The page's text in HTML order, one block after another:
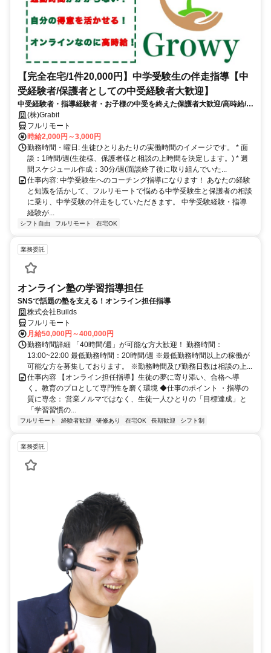
【完全在宅/1件20,000円】中学受験生の伴走指導【中
受経験者/保護者としての中受経験者大歓迎】
中受経験者・指導経験者・お子様の中受を終えた保護者大歓迎/高時給/週
1〜OK！/面接〜研修までオンライン完結
(株)Grabit
フルリモート
時給2,000円～3,000円
勤務時間・曜日: 生徒ひとりあたりの実働時間のイメージです。 * 面
談：1時間/週(生徒様、保護者様と相談の上時間を決定します。) * 週
間スケジュール作成：30分/週(面談終了後に取り組んでいた...
仕事内容: 中学受験生へのコーチング指導になります！ あなたの経験
と知識を活かして、フルリモートで悩める中学受験生と保護者の相談
に乗り、中学受験の伴走をしていただきます。 中学受験経験・指導
経験が...
シフト自由 フルリモート 在宅OK
業務委託
オンライン塾の学習指導担任
SNSで話題の塾を支える！オンライン担任指導
株式会社Builds
フルリモート
月給50,000円～400,000円
勤務時間詳細 「40時間/週」が可能な方大歓迎！ 勤務時間：
13:00~22:00 最低勤務時間：20時間/週 ※最低勤務時間以上の稼働が
可能な方を募集しております。 ※勤務時間及び勤務日数は相談の上...
仕事内容 【オンライン担任指導】生徒の夢に寄り添い、合格へ導
く。教育のプロとして専門性を磨く環境 ◆仕事のポイント ・指導の
質に専念： 営業ノルマではなく、生徒一人ひとりの「目標達成」と
「学習習慣の...
フルリモート 経験者歓迎 研修あり 在宅OK 長期歓迎 シフト制
業務委託